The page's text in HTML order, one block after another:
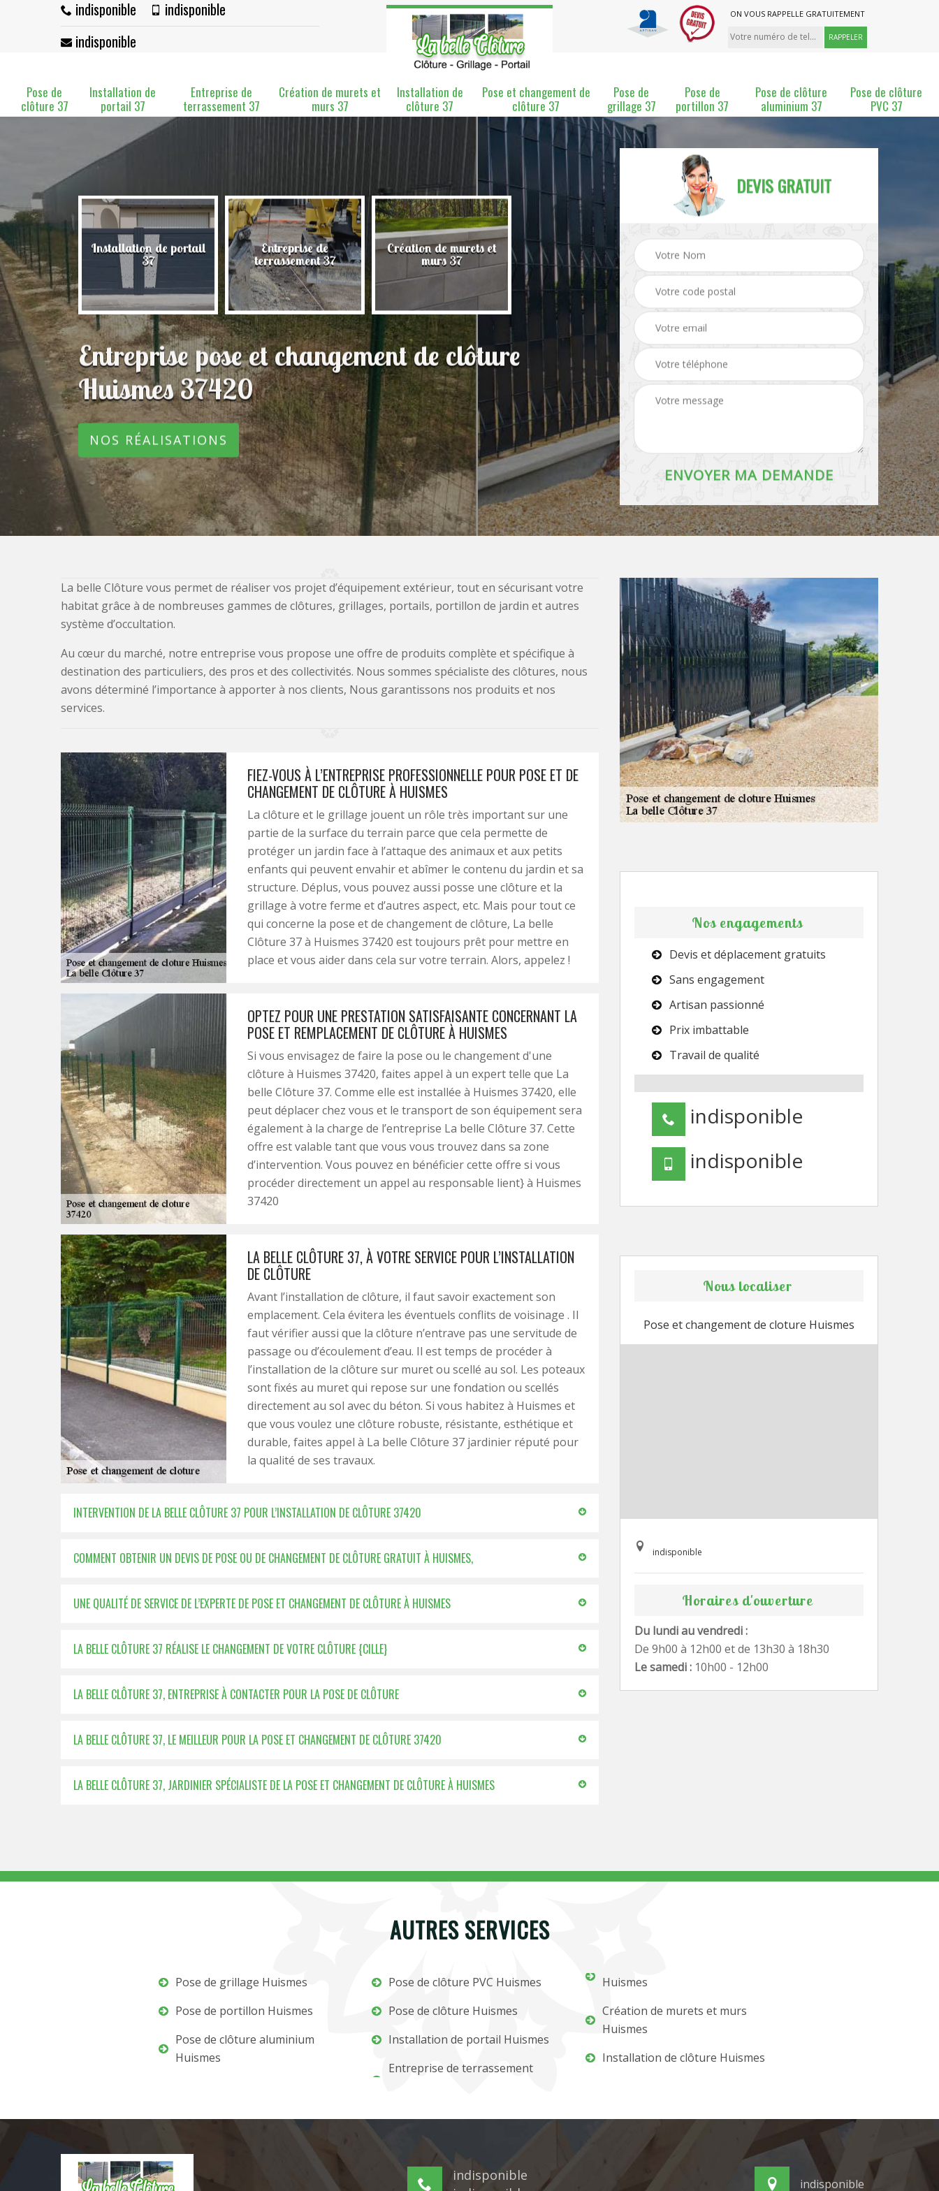
indisponible
indisponible
indisponible
ON VOUS RAPPELLE GRATUITEMENT
Pose de
clôture 37
Installation de
portail 37
Entreprise de
terrassement 37
Création de murets et
murs 37
Installation de
clôture 37
Pose et changement de
clôture 37
Pose de
grillage 37
Pose de
portillon 37
Pose de clôture
aluminium 37
Pose de clôture
PVC 37
37 Installation de portail
37
Entreprise de
terrassement 37
Création de murets et
murs 37
Installation de clôture
37
Pose et changement de Pose de grillage 37
Entreprise pose et changement de clôture
Huismes 37420
NOS RÉALISATIONS
DEVIS GRATUIT
La belle Clôture vous permet de réaliser vos projet d’équipement extérieur, tout en sécurisant votre
habitat grâce à de nombreuses gammes de clôtures, grillages, portails, portillon de jardin et autres
système d’occultation.
Au cœur du marché, notre entreprise vous propose une offre de produits complète et spécifique à
destination des particuliers, des pros et des collectivités. Nous sommes spécialiste des clôtures, nous
avons déterminé l’importance à apporter à nos clients, Nous garantissons nos produits et nos
services.
FIEZ-VOUS À L’ENTREPRISE PROFESSIONNELLE POUR POSE ET DE
CHANGEMENT DE CLÔTURE À HUISMES
La clôture et le grillage jouent un rôle très important sur une
partie de la surface du terrain parce que cela permette de
protéger un jardin face à l’attaque des animaux et aux petits
enfants qui peuvent envahir et abîmer le contenu du jardin et sa
structure. Déplus, vous pouvez aussi posse une clôture et la
grillage à votre ferme et d’autres aspect, etc. Mais pour tout ce
qui concerne la pose et de changement de clôture, La belle
Clôture 37 à Huismes 37420 est toujours prêt pour mettre en
place et vous aider dans cela sur votre terrain. Alors, appelez !
OPTEZ POUR UNE PRESTATION SATISFAISANTE CONCERNANT LA
POSE ET REMPLACEMENT DE CLÔTURE À HUISMES
Si vous envisagez de faire la pose ou le changement d'une
clôture à Huismes 37420, faites appel à un expert telle que La
belle Clôture 37. Comme elle est installée à Huismes 37420, elle
peut déplacer chez vous et le transport de son équipement sera
également à la charge de l’entreprise La belle Clôture 37. Cette
offre est valable tant que vous vous trouvez dans sa zone
d’intervention. Vous pouvez en bénéficier cette offre si vous
procéder directement un appel au responsable lient} à Huismes
37420
LA BELLE CLÔTURE 37, À VOTRE SERVICE POUR L’INSTALLATION
DE CLÔTURE
Avant l’installation de clôture, il faut savoir exactement son
emplacement. Cela évitera les éventuels conflits de voisinage . Il
faut vérifier aussi que la clôture n’entrave pas une servitude de
passage ou d’écoulement d’eau. Il est temps de procéder à
l’installation de la clôture sur muret ou scellé au sol. Les poteaux
sont fixés au muret qui repose sur une fondation ou scellés
directement au sol avec du béton. Si vous habitez à Huismes et
que vous voulez une clôture robuste, résistante, esthétique et
durable, faites appel à La belle Clôture 37 jardinier réputé pour
la qualité de ses travaux.
INTERVENTION DE LA BELLE CLÔTURE 37 POUR L’INSTALLATION DE CLÔTURE 37420
COMMENT OBTENIR UN DEVIS DE POSE OU DE CHANGEMENT DE CLÔTURE GRATUIT À HUISMES,
UNE QUALITÉ DE SERVICE DE L’EXPERTE DE POSE ET CHANGEMENT DE CLÔTURE À HUISMES
LA BELLE CLÔTURE 37 RÉALISE LE CHANGEMENT DE VOTRE CLÔTURE {CILLE}
LA BELLE CLÔTURE 37, ENTREPRISE À CONTACTER POUR LA POSE DE CLÔTURE
LA BELLE CLÔTURE 37, LE MEILLEUR POUR LA POSE ET CHANGEMENT DE CLÔTURE 37420
LA BELLE CLÔTURE 37, JARDINIER SPÉCIALISTE DE LA POSE ET CHANGEMENT DE CLÔTURE À HUISMES
Nos engagements
Devis et déplacement gratuits
Sans engagement
Artisan passionné
Prix imbattable
Travail de qualité
indisponible
indisponible
Nous localiser
Pose et changement de cloture Huismes
indisponible
Horaires d'ouverture
Du lundi au vendredi :
De 9h00 à 12h00 et de 13h30 à 18h30
Le samedi : 10h00 - 12h00
AUTRES SERVICES
Pose de grillage Huismes
Pose de portillon Huismes
Pose de clôture aluminium
Huismes
Pose de clôture PVC Huismes
Pose de clôture Huismes
Installation de portail Huismes
Entreprise de terrassement
Huismes
Création de murets et murs
Huismes
Installation de clôture Huismes
indisponible
indisponible